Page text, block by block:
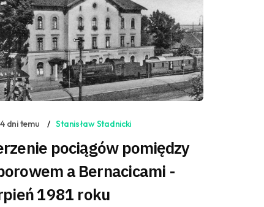
dni temu Stanisław Stadnicki
pociągów pomiędzy
a Bernacicami -
1981 roku